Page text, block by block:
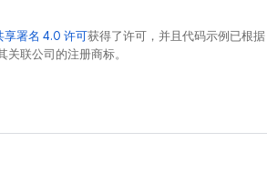
享署名 4.0 许可获得了许可，并且代码示例已根据
联公司的注册商标。